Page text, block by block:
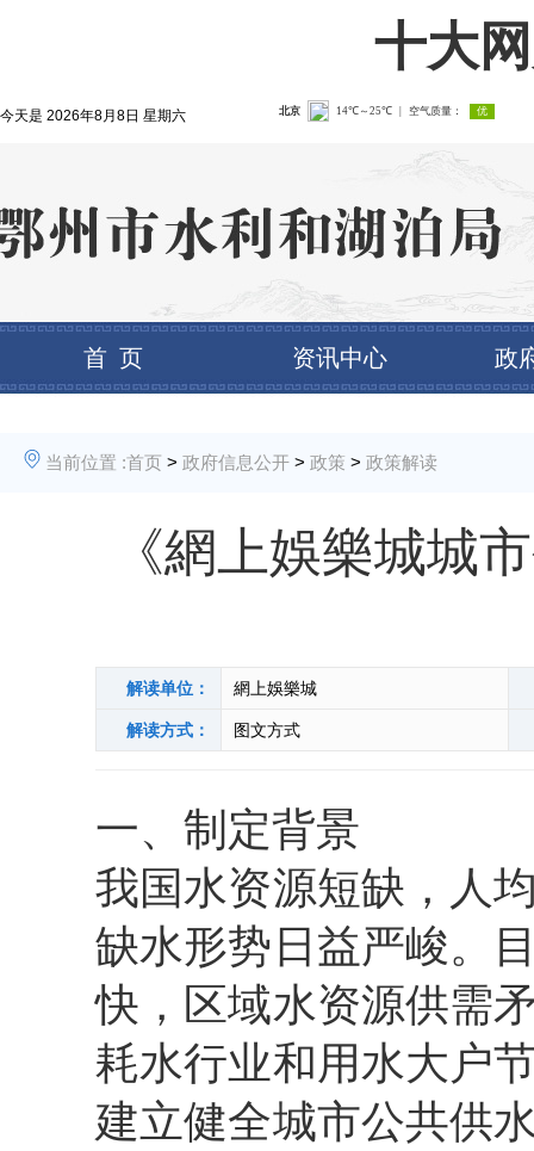
十大
今天是 2026年8月8日 星期六
首 页 资讯中心 政
当前位置 :首页 > 政府信息公开 > 政策 > 政策解读
《網上娛樂城城
解读单位： 網上娛樂城
解读方式： 图文方式
一、 制定背景
我国水资源短缺，人
缺水形势日益严峻。
快，区域水资源供需
耗水行业和用水大户
建立健全城市公共供